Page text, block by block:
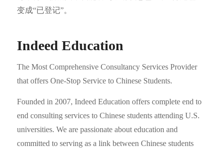
变成“已登记”。
Indeed Education
The Most Comprehensive Consultancy Services Provider
that offers One-Stop Service to Chinese Students.
Founded in 2007, Indeed Education offers complete end to
end consulting services to Chinese students attending U.S.
universities. We are passionate about education and
committed to serving as a link between Chinese students